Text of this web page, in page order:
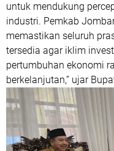
untuk mendukung
industri. Pemkab
memastikan seluruh
tersedia agar iklim
pertumbuhan ekonomi
berkelanjutan,” ujar